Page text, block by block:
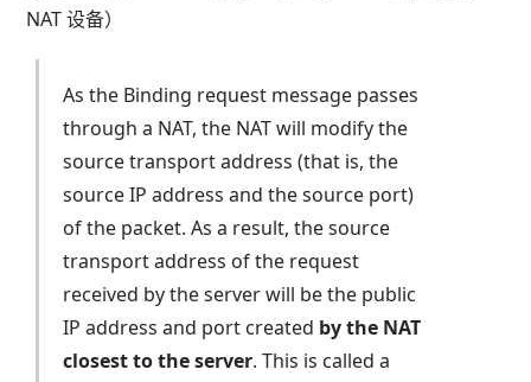
NAT 设备）
As the Binding request message passes
through a NAT, the NAT will modify the
source transport address (that is, the
source IP address and the source port)
of the packet. As a result, the source
transport address of the request
received by the server will be the public
IP address and port created by the NAT
closest to the server. This is called a